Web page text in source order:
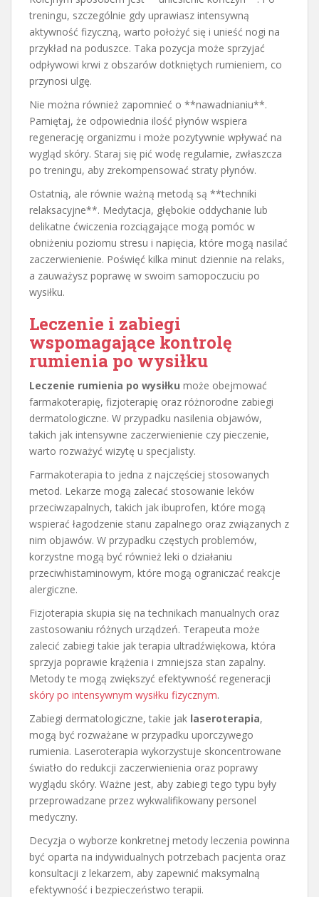
treningu, szczególnie gdy uprawiasz intensywną
aktywność fizyczną, warto położyć się i unieść nogi na
przykład na poduszce. Taka pozycja może sprzyjać
odpływowi krwi z obszarów dotkniętych rumieniem, co
przynosi ulgę.
Nie można również zapomnieć o **nawadnianiu**.
Pamiętaj, że odpowiednia ilość płynów wspiera
regenerację organizmu i może pozytywnie wpływać na
wygląd skóry. Staraj się pić wodę regularnie, zwłaszcza
po treningu, aby zrekompensować straty płynów.
Ostatnią, ale równie ważną metodą są **techniki
relaksacyjne**. Medytacja, głębokie oddychanie lub
delikatne ćwiczenia rozciągające mogą pomóc w
obniżeniu poziomu stresu i napięcia, które mogą nasilać
zaczerwienienie. Poświęć kilka minut dziennie na relaks,
a zauważysz poprawę w swoim samopoczuciu po
wysiłku.
Leczenie i zabiegi
wspomagające kontrolę
rumienia po wysiłku
Leczenie rumienia po wysiłku może obejmować
farmakoterapię, fizjoterapię oraz różnorodne zabiegi
dermatologiczne. W przypadku nasilenia objawów,
takich jak intensywne zaczerwienienie czy pieczenie,
warto rozważyć wizytę u specjalisty.
Farmakoterapia to jedna z najczęściej stosowanych
metod. Lekarze mogą zalecać stosowanie leków
przeciwzapalnych, takich jak ibuprofen, które mogą
wspierać łagodzenie stanu zapalnego oraz związanych z
nim objawów. W przypadku częstych problemów,
korzystne mogą być również leki o działaniu
przeciwhistaminowym, które mogą ograniczać reakcje
alergiczne.
Fizjoterapia skupia się na technikach manualnych oraz
zastosowaniu różnych urządzeń. Terapeuta może
zalecić zabiegi takie jak terapia ultradźwiękowa, która
sprzyja poprawie krążenia i zmniejsza stan zapalny.
Metody te mogą zwiększyć efektywność regeneracji
skóry po intensywnym wysiłku fizycznym.
Zabiegi dermatologiczne, takie jak laseroterapia,
mogą być rozważane w przypadku uporczywego
rumienia. Laseroterapia wykorzystuje skoncentrowane
światło do redukcji zaczerwienienia oraz poprawy
wyglądu skóry. Ważne jest, aby zabiegi tego typu były
przeprowadzane przez wykwalifikowany personel
medyczny.
Decyzja o wyborze konkretnej metody leczenia powinna
być oparta na indywidualnych potrzebach pacjenta oraz
konsultacji z lekarzem, aby zapewnić maksymalną
efektywność i bezpieczeństwo terapii.